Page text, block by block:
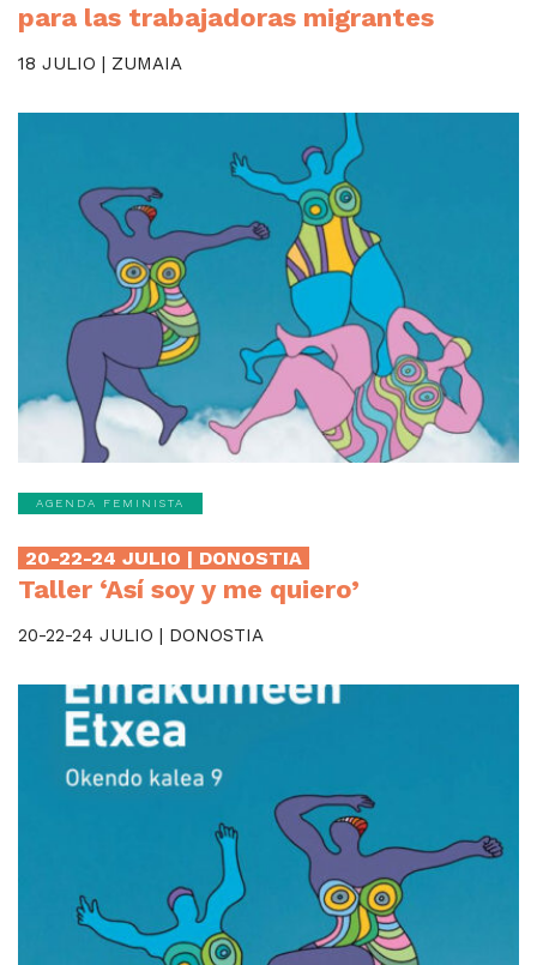
para las trabajadoras migrantes
18 JULIO | ZUMAIA
AGENDA FEMINISTA
20-22-24 JULIO | DONOSTIA
Taller ‘Así soy y me quiero’
20-22-24 JULIO | DONOSTIA